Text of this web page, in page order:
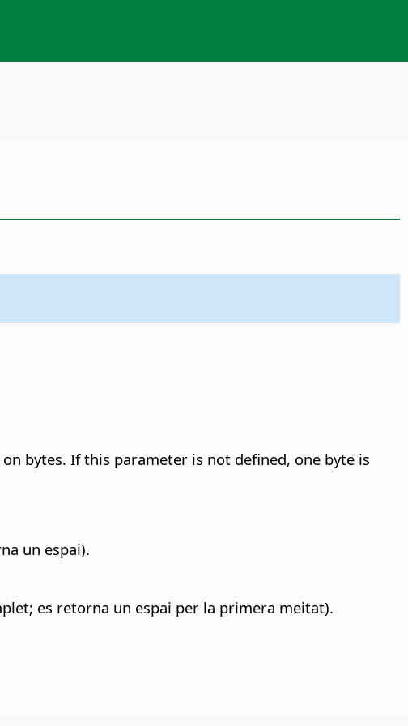
bytes. If this parameter is not defined, one byte is
un espai).
es retorna un espai per la primera meitat).